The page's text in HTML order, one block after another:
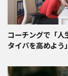
コーチングで「人
タイパを高めよう」